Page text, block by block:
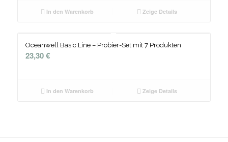
In den Warenkorb Zeige Details
Oceanwell Basic.Line – Probier-Set mit 7 Produkten
23,30€
In den Warenkorb Zeige Details